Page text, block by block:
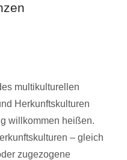
multikulturellen
Herkunftskulturen
willkommen heißen.
– gleich
zugezogene